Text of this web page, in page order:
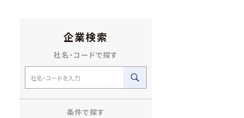
企業検索
社名・コードで探す
条件で探す